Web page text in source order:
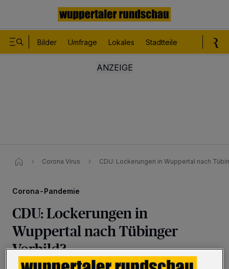
Bilder Umfrage Lokales Stadtteile
Corona Virus CDU: Lockerungen in Wuppertal nach
Corona-Pandemie
CDU: Lockerungen in
Wuppertal nach Tübinger
Vorbild?